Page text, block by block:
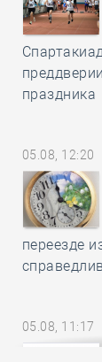
праздника
05.08, 12:20
переезде
05.08, 11:17